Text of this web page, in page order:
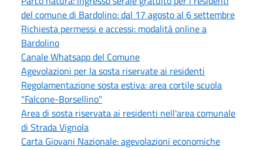
del comune di Bardolino: dal 17 agosto al 6 settembre
Richiesta permessi e accessi: modalità online a
Bardolino
Canale Whatsapp del Comune
Agevolazioni per la sosta riservate ai residenti
Regolamentazione sosta estiva: area cortile scuola
"Falcone-Borsellino"
Area di sosta riservata ai residenti nell'area comunale
di Strada Vignola
Carta Giovani Nazionale: agevolazioni economiche